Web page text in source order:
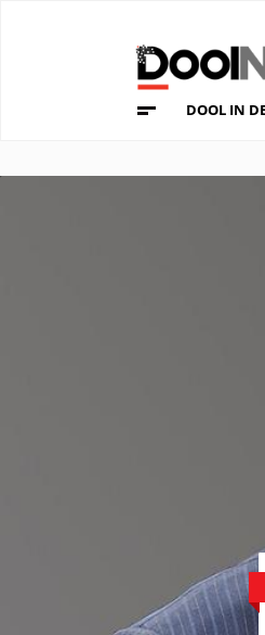
DOOL IN